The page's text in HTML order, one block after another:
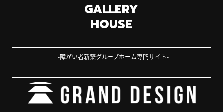
GALLERY
HOUSE
障がい者新築グループホーム専門サイト